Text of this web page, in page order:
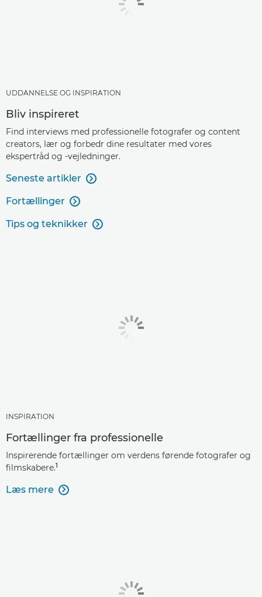
UDDANNELSE OG INSPIRATION
Bliv inspireret
Find interviews med professionelle fotografer og content
creators, lær og forbedr dine resultater med vores
ekspertråd og -vejledninger.
Seneste artikler 
Fortællinger 
Tips og teknikker 
INSPIRATION
Fortællinger fra professionelle
Inspirerende fortællinger om verdens førende fotografer og
filmskabere.1
Læs mere 